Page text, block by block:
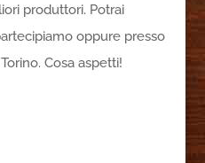
produttori. Potrai
oppure presso
Cosa aspetti!